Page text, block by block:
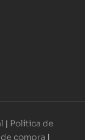
| Política de
compra |